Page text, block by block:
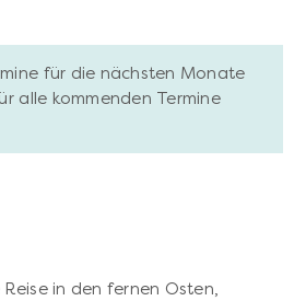
für die nächsten Monate
alle kommenden Termine
in den fernen Osten,